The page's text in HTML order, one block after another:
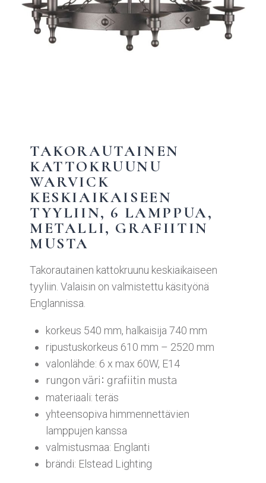
TAKORAUTAINEN
KATTOKRUUNU
WARVICK
KESKIAIKAISEEN
TYYLIIN, 6 LAMPPUA,
METALLI, GRAFIITIN
MUSTA
Takorautainen kattokruunu keskiaikaiseen
tyyliin. Valaisin on valmistettu käsityönä
Englannissa.
korkeus 540 mm, halkaisija 740 mm
ripustuskorkeus 610 mm – 2520 mm
valonlähde: 6 x max 60W, E14
rungon väri: grafiitin musta
materiaali: teräs
yhteensopiva himmennettävien
lamppujen kanssa
valmistusmaa: Englanti
brändi: Elstead Lighting